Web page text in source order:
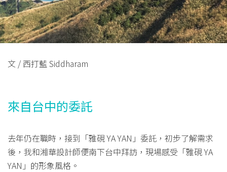
文 / 西打藍 Siddharam
來自台中的委託
去年仍在職時，接到「雅硯 YA YAN」委託，初步了解需求
後，我和湘華設計師便南下台中拜訪，現場感受「雅硯 YA
YAN」的形象風格。